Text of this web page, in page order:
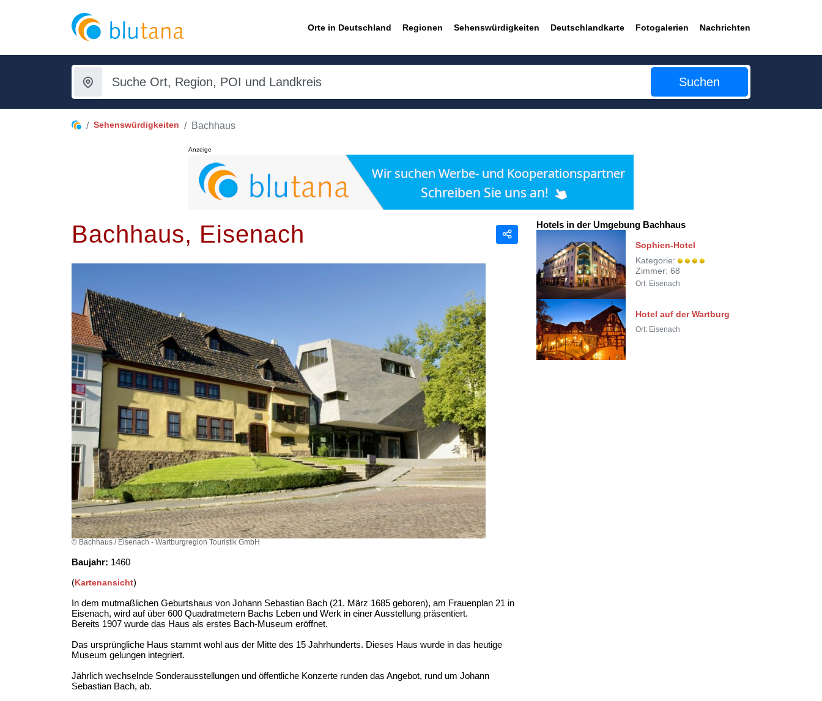
Orte in Deutschland Regionen Sehenswürdigkeiten Deutschlandkarte Fotogalerien Nachrichten
Suchen
Sehenswürdigkeiten Bachhaus
Anzeige
Bachhaus, Eisenach Teilen
© Bachhaus / Eisenach - Wartburgregion Touristik GmbH
Baujahr: 1460
(Kartenansicht)
In dem mutmaßlichen Geburtshaus von Johann Sebastian Bach (21. März 1685 geboren), am Frauenplan 21 in
Eisenach, wird auf über 600 Quadratmetern Bachs Leben und Werk in einer Ausstellung präsentiert.
Bereits 1907 wurde das Haus als erstes Bach-Museum eröffnet.
Das ursprüngliche Haus stammt wohl aus der Mitte des 15 Jahrhunderts. Dieses Haus wurde in das heutige
Museum gelungen integriert.
Jährlich wechselnde Sonderausstellungen und öffentliche Konzerte runden das Angebot, rund um Johann
Sebastian Bach, ab.
Hotels in der Umgebung Bachhaus
Sophien-Hotel
Kategorie:
Zimmer: 68
Ort: Eisenach
Hotel auf der Wartburg
Ort: Eisenach